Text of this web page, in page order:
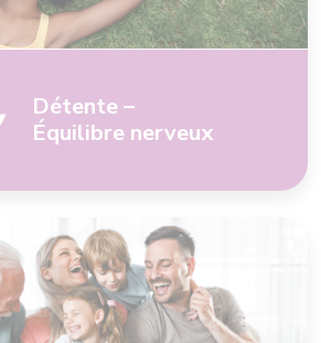
Détente –
Équilibre nerveux